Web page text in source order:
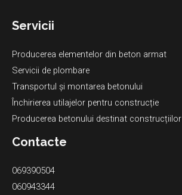
Servicii
Producerea elementelor din beton armat
Servicii de plombare
Transportul și montarea betonului
Închirierea utilajelor pentru construcție
Producerea betonului destinat construcțiilor
Contacte
069390504
060943344